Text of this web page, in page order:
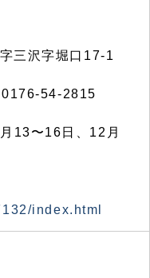
三沢字堀口17-1
54-2815
13〜16日、12月
index.html